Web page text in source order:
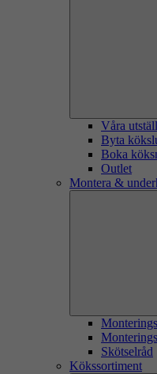
Våra
Byta
Boka
Outlet
Montera &
Skötselråd
Kökssortiment